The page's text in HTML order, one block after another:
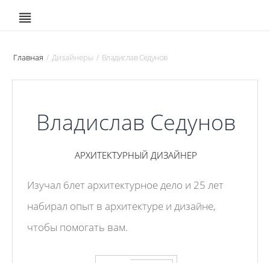
Главная / Дизайнеры / Владислав Седунов
Владислав Седунов
АРХИТЕКТУРНЫЙ ДИЗАЙНЕР
Изучал 6лет архитектурное дело и 25 лет
набирал опыт в архитектуре и дизайне,
чтобы помогать вам.